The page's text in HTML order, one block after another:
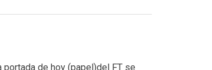
portada de hoy (papel)del FT se